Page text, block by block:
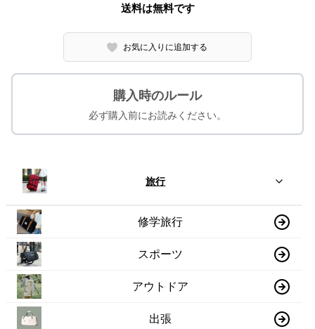
送料は無料です
お気に入りに追加する
購入時のルール
必ず購入前にお読みください。
旅行
修学旅行
スポーツ
アウトドア
出張